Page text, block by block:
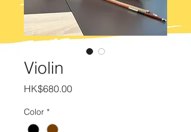
Violin
HK$680.00Price
Color *